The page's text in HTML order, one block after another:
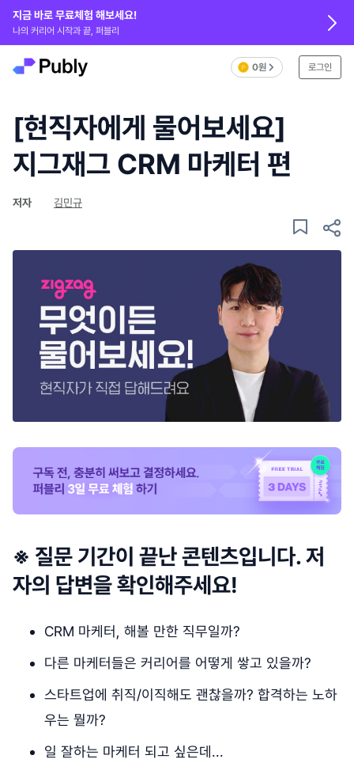
지금 바로 무료체험 해보세요!
나의 커리어 시작과 끝, 퍼블리
0원 로그인
[현직자에게 물어보세요]
지그재그 CRM 마케터 편
저자 김민규
※ 질문 기간이 끝난 콘텐츠입니다. 저
자의 답변을 확인해주세요!
CRM 마케터, 해볼 만한 직무일까?
다른 마케터들은 커리어를 어떻게 쌓고 있을까?
스타트업에 취직/이직해도 괜찮을까? 합격하는 노하
우는 뭘까?
일 잘하는 마케터 되고 싶은데...